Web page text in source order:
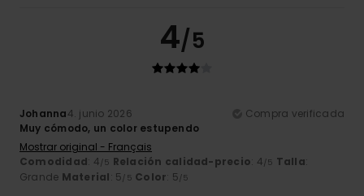
4/5
Johanna4. junio 2026
Compra verificada
Muy cómodo, un color estupendo
Mostrar original - Français
Comodidad: 4/5 Relación calidad-precio: 4/5 Talla:
Grande Material: 5/5 Color: 5/5